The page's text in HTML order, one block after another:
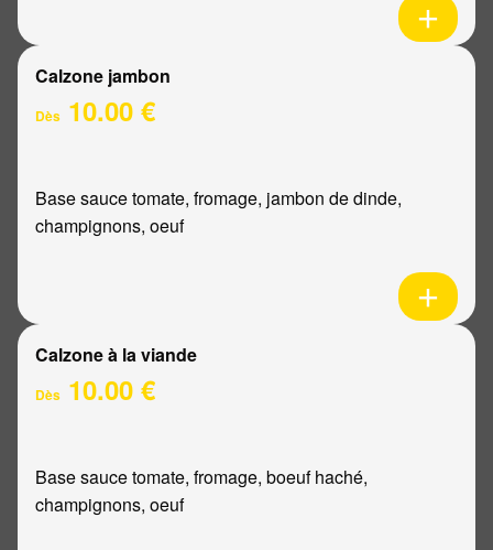
Calzone jambon
Dès 10.00 €
Base sauce tomate, fromage, jambon de dinde,
champignons, oeuf
Calzone à la viande
Dès 10.00 €
Base sauce tomate, fromage, boeuf haché,
champignons, oeuf